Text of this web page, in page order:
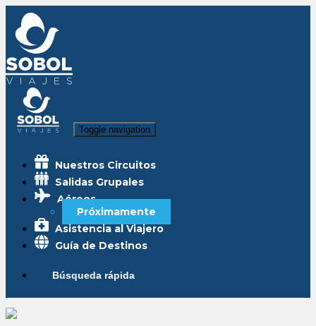
Toggle navigation
Nuestros Circuitos
Salidas Grupales
Aéreos
Próximamente
Asistencia al Viajero
Guía de Destinos
Búsqueda rápida